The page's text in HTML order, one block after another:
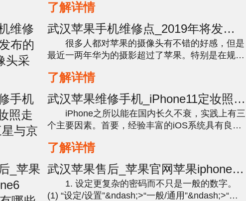
代，别说提早1年曝光新iPhone，便是即即...
了解详情
武汉苹果手机维修点_2019年将发布
的iPhone 11摄像头采用浴霸设计
很多人都对苹果的摄像头有不错的好感，但是
最近一两年华为的摄影超过了苹果。特别是在规划
成为了市场上第一队伍的产品。而苹果曾...
了解详情
武汉苹果维修手机_iPhone11定妆照走
红，或混用三星与京东方屏幕
iPhone之所以能在国内长久不衰，实践上有三
个主要因素。首要，经验丰富的iOS系统具有良好
iPhone的也都对错富即贵，免费为苹果做了...
了解详情
武汉苹果售后_苹果官网苹果iphone6
plus隐藏功能有哪些
1. 设定更复杂的密码而不只是一般的数字。
(1) “设定/设置”&ndash;>“一般/通用”&ndash;>“密